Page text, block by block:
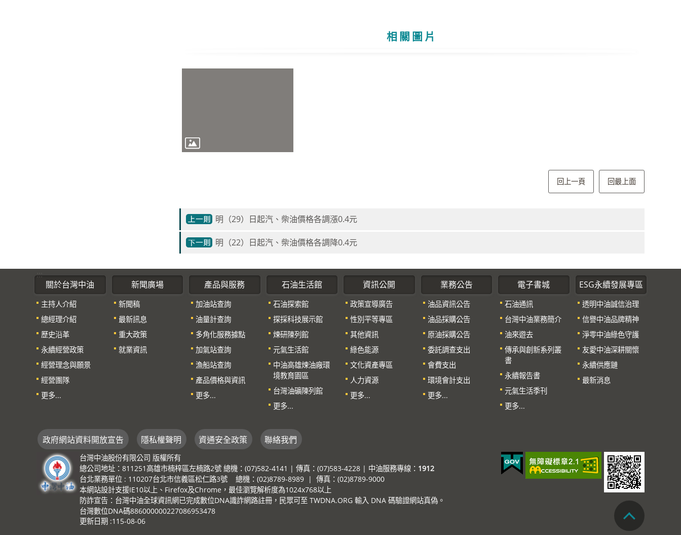
相關圖片
回上一頁 回最上面
明（29）日起汽、柴油價格各調漲0.4元
明（22）日起汽、柴油價格各調降0.4元
:::
關於台灣中油
主持人介紹
總經理介紹
歷史沿革
永續經營政策
經營理念與願景
經營團隊
更多...
新聞廣場
新聞稿
最新訊息
重大政策
就業資訊
產品與服務
加油站查詢
油量計查詢
多角化服務據點
加氣站查詢
漁船站查詢
產品價格與資訊
更多...
石油生活館
石油探索館
探採科技展示館
煉研陳列館
元氣生活館
中油高雄煉油廠環
境教育園區
台灣油礦陳列館
更多...
資訊公開
政策宣導廣告
性別平等專區
其他資訊
綠色能源
文化資產專區
人力資源
更多...
業務公告
油品資訊公告
油品採購公告
原油採購公告
委託調查支出
會費支出
環境會計支出
更多...
電子書城
石油通訊
台灣中油業務簡介
油來遊去
傳承與創新系列叢
書
永續報告書
元氣生活季刊
更多...
ESG永續發展專區
透明中油誠信治理
信譽中油品牌精神
淨零中油綠色守護
友愛中油深耕關懷
永續供應鏈
最新消息
政府網站資料開放宣告 隱私權聲明 資通安全政策 聯絡我們
台灣中油股份有限公司 版權所有
總公司地址：811251高雄市楠梓區左楠路2號 總機：(07)582-4141 | 傳真：(07)583-4228 | 中油服務專線： 1912
台北業務單位 : 110207台北市信義區松仁路3號 總機：(02)8789-8989 | 傳真：(02)8789-9000
本網站設計支援IE10以上、Firefox及Chrome，最佳瀏覽解析度為1024x768以上
防詐宣告：台灣中油全球資訊網已完成數位DNA識詐網路註冊，民眾可至 TWDNA.ORG 輸入 DNA 碼驗證網站真偽。
台灣數位DNA碼886000000227086953478
更新日期 115-08-06